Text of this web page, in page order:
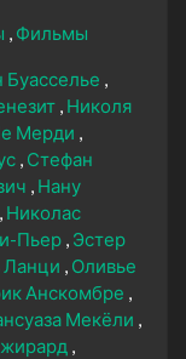
Фильмы
Николя
Мерди
Стефан
Нану
Николас
Пьер Эстер
Ланци
Оливье
Анскомбре
Мекёли